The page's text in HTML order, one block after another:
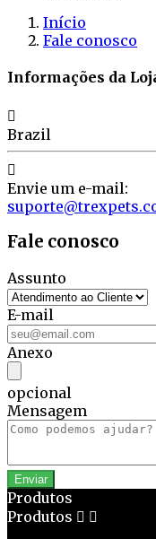
Início
Fale conosco
Informações da

Brazil

Envie um e-mail:
Fale conosco
Assunto
E-mail
Anexo
opcional
Mensagem
Produtos
Produtos  